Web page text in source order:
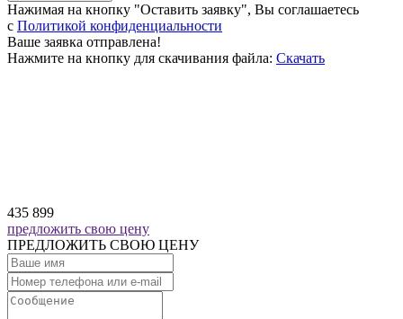
Нажимая на кнопку "Оставить заявку", Вы соглашаетесь
c Политикой конфиденциальности
Ваше заявка отправлена!
Нажмите на кнопку для скачивания файла: Скачать
435 899
предложить свою цену
ПРЕДЛОЖИТЬ СВОЮ ЦЕНУ